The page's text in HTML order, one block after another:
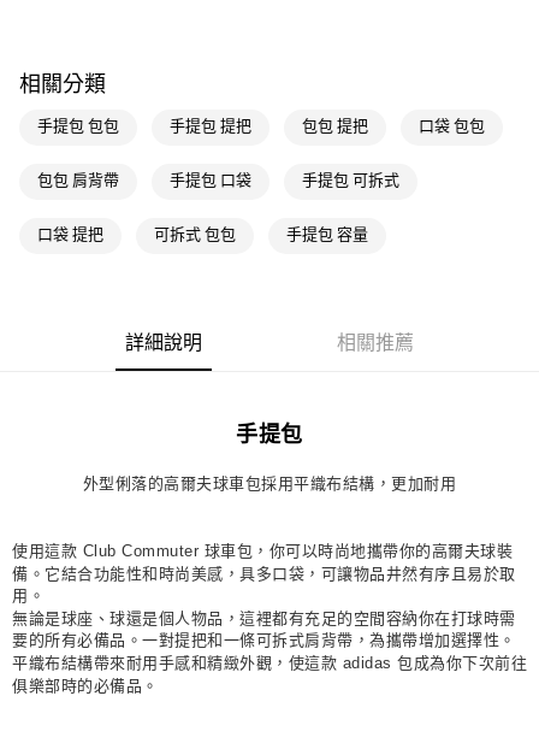
萊爾富取貨付款
每筆NT$80，滿NT$1,500(含以上)免運費
7-11取貨付款
每筆NT$80，滿NT$1,500(含以上)免運費
每筆NT$80，滿NT$1,500(含以上)免運費
相關分類
手提包 包包 手提包 提把 包包 提把 口袋 包包
包包 肩背帶 手提包 口袋 手提包 可拆式
口袋 提把 可拆式 包包 手提包 容量
詳細說明 相關推薦
手提包
外型俐落的高爾夫球車包採用平織布結構，更加耐用
使用這款 Club Commuter 球車包，你可以時尚地攜帶你的高爾夫球裝
備。它結合功能性和時尚美感，具多口袋，可讓物品井然有序且易於取
用。
無論是球座、球還是個人物品，這裡都有充足的空間容納你在打球時需
要的所有必備品。一對提把和一條可拆式肩背帶，為攜帶增加選擇性。
平織布結構帶來耐用手感和精緻外觀，使這款 adidas 包成為你下次前往
俱樂部時的必備品。